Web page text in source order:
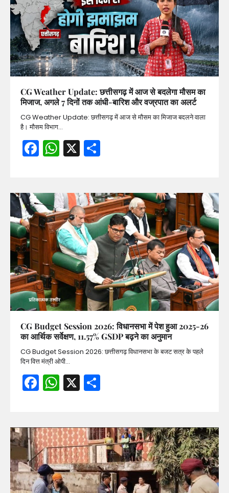
CG Weather Update: छत्तीसगढ़ में आज से बदलेगा मौसम का
मिजाज, अगले 7 दिनों तक आंधी-बारिश और वज्रपात का अलर्ट
CG Weather Update: छत्तीसगढ़ में आज से मौसम का मिजाज बदलने वाला
है। मौसम विभाग…
Facebook
WhatsApp
X
CG Budget Session 2026: विधानसभा में पेश हुआ 2025-26
का आर्थिक सर्वेक्षण, 11.57% GSDP बढ़ने का अनुमान
CG Budget Session 2026: छत्तीसगढ़ विधानसभा के बजट सत्र के पहले
दिन वित्त मंत्री ओपी…
Facebook
WhatsApp
X